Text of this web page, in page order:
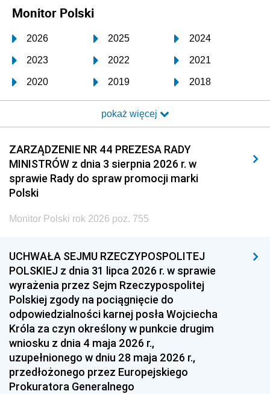
Monitor Polski
2026 2025 2024
2023 2022 2021
2020 2019 2018
2017 2016 2015
2014 2013 2012
2011 2010 2009
2008 2007 2006
2005
1996 1995 1994
1993 1992 1991
1990 1989
1987 1986 1985
1984 1983
1981 1980 1979
1978 1977
pokaż więcej
ZARZĄDZENIE NR 44 PREZESA RADY
MINISTRÓW z dnia 3 sierpnia 2026 r. w
sprawie Rady do spraw promocji marki
Polski
Monitor Polski rok 2026 poz. 755
UCHWAŁA SEJMU RZECZYPOSPOLITEJ
POLSKIEJ z dnia 31 lipca 2026 r. w sprawie
wyrażenia przez Sejm Rzeczypospolitej
Polskiej zgody na pociągnięcie do
odpowiedzialności karnej posła Wojciecha
Króla za czyn określony w punkcie drugim
wniosku z dnia 4 maja 2026 r.,
uzupełnionego w dniu 28 maja 2026 r.,
przedłożonego przez Europejskiego
Prokuratora Generalnego